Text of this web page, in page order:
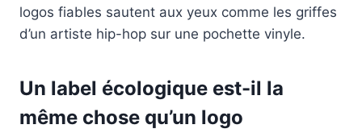
logos fiables sautent aux yeux comme les griffes
d’un artiste hip-hop sur une pochette vinyle.
Un label écologique est-il la
même chose qu’un logo